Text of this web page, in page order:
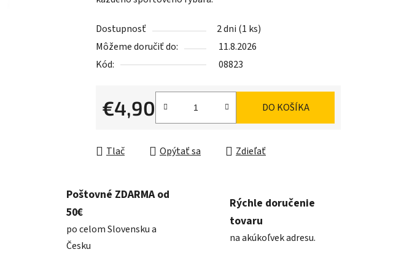
5
hviezdičiek.
Dostupnosť 2 dni (1 ks)
Môžeme doručiť do:
11.8.2026
Kód:
08823
€4,90
Jednotková cena:
DO KOŠÍKA
Tlač Opýtať sa Zdieľať
Poštovné ZDARMA od
50€
po celom Slovensku a
Česku
Rýchle doručenie
tovaru
na akúkoľvek adresu.